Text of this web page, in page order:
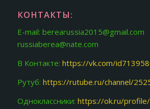
КОНТАКТЫ:
E-mail: berearussia2015@gmail.com
russiaberea@nate.com
В Контакте: https://vk.com/
Рутуб: https://rutube.ru/channel/
Одноклассники: https://ok.ru/